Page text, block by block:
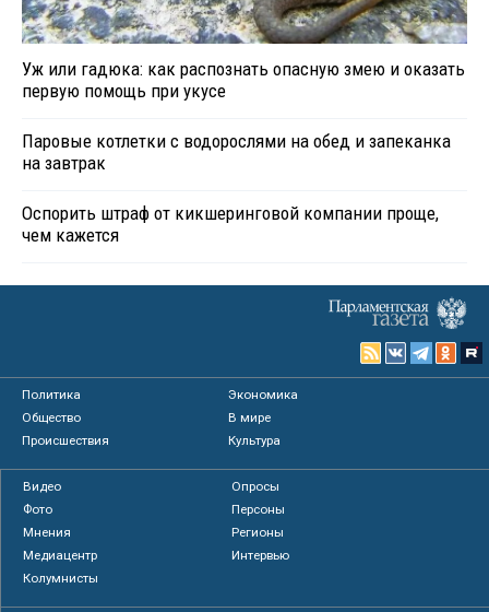
Уж или гадюка: как распознать опасную змею и оказать
первую помощь при укусе
Паровые котлетки с водорослями на обед и запеканка
на завтрак
Оспорить штраф от кикшеринговой компании проще,
чем кажется
Политика
Экономика
Общество
В мире
Происшествия
Культура
Видео
Опросы
Фото
Персоны
Мнения
Регионы
Медиацентр
Интервью
Колумнисты